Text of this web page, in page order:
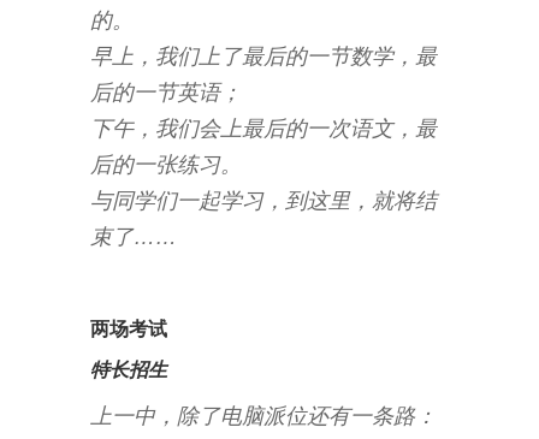
的。
早上，我们上了最后的一节数学，最
后的一节英语；
下午，我们会上最后的一次语文，最
后的一张练习。
与同学们一起学习，到这里，就将结
束了……
两场考试
特长招生
上一中，除了电脑派位还有一条路：